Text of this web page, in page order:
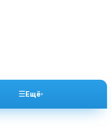
☰ Ещё▾